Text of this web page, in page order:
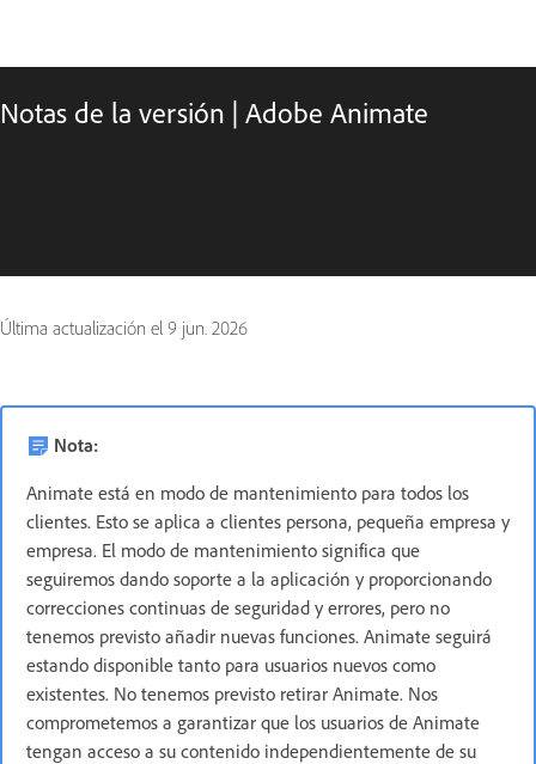
Notas de la versión | Adobe Animate
Última actualización el 9 jun. 2026
Nota:
Animate está en modo de mantenimiento para todos los
clientes. Esto se aplica a clientes persona, pequeña empresa y
empresa. El modo de mantenimiento significa que
seguiremos dando soporte a la aplicación y proporcionando
correcciones continuas de seguridad y errores, pero no
tenemos previsto añadir nuevas funciones. Animate seguirá
estando disponible tanto para usuarios nuevos como
existentes. No tenemos previsto retirar Animate. Nos
comprometemos a garantizar que los usuarios de Animate
tengan acceso a su contenido independientemente de su